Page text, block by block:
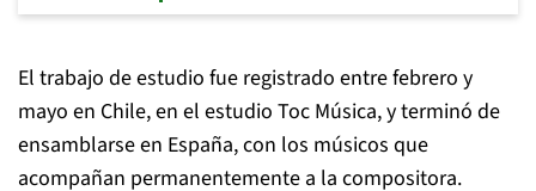
El trabajo de estudio fue registrado entre febrero y
mayo en Chile, en el estudio Toc Música, y terminó de
ensamblarse en España, con los músicos que
acompañan permanentemente a la compositora.